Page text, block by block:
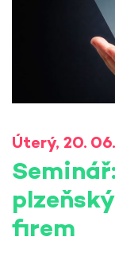
Úterý, 20.
firem